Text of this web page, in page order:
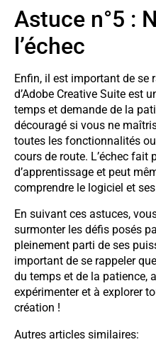
Astuce n°5 :
l’échec
Enfin, il est important de se
d’Adobe Creative Suite est
temps et demande de la
découragé si vous ne
toutes les fonctionnalités
cours de route. L’échec fait
d’apprentissage et peut
comprendre le logiciel et
En suivant ces astuces,
surmonter les défis posés
pleinement parti de ses
important de se rappeler
du temps et de la patience,
expérimenter et à explorer
création !
Autres articles similaires: